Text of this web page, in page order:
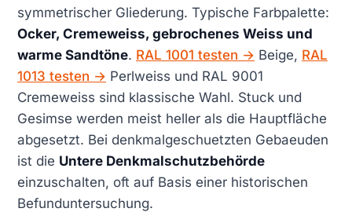
symmetrischer Gliederung. Typische Farbpalette:
Ocker, Cremeweiss, gebrochenes Weiss und
warme Sandtöne. RAL 1001 testen → Beige, RAL
1013 testen → Perlweiss und RAL 9001
Cremeweiss sind klassische Wahl. Stuck und
Gesimse werden meist heller als die Hauptfläche
abgesetzt. Bei denkmalgeschuetzten Gebaeuden
ist die Untere Denkmalschutzbehörde
einzuschalten, oft auf Basis einer historischen
Befunduntersuchung.